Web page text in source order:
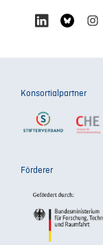
Konsortialpartner
Förderer